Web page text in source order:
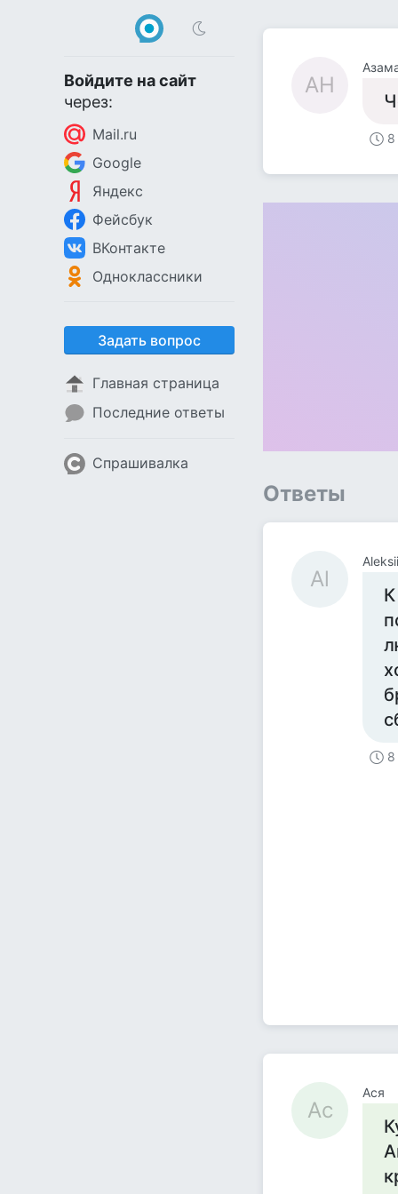
Войдите на сайт
через:
Mail.ru
Google
Яндекс
Фейсбук
ВКонтакте
Одноклассники
Задать вопрос
Главная страница
Последние ответы
Спрашивалка
АН
8
Ответы
Al
Aleksii
8
Ас
Ася